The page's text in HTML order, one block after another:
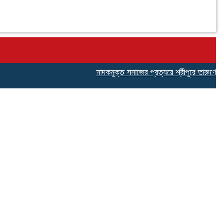
মাদকমুক্ত সমাজের প্রত্যয়ে শ্রীপুরে তারুণ্যের